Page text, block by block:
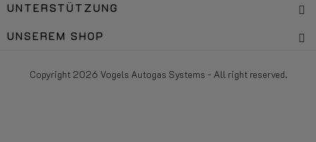
UNTERSTÜTZUNG
UNSEREM SHOP
Copyright 2026 Vogels Autogas Systems - All right reserved.